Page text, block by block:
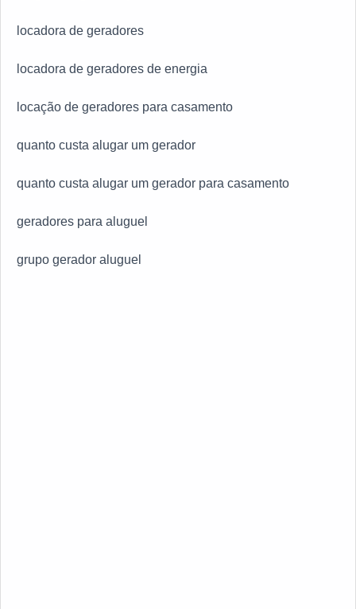
locadora de geradores
locadora de geradores de energia
locação de geradores para casamento
quanto custa alugar um gerador
quanto custa alugar um gerador para casamento
geradores para aluguel
grupo gerador aluguel